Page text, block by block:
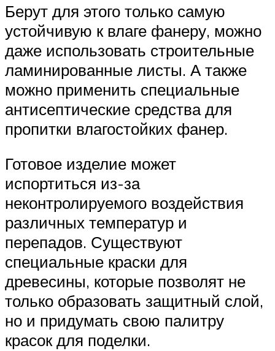
Берут для этого только самую
устойчивую к влаге фанеру, можно
даже использовать строительные
ламинированные листы. А также
можно применить специальные
антисептические средства для
пропитки влагостойких фанер.
Готовое изделие может
испортиться из-за
неконтролируемого воздействия
различных температур и
перепадов. Существуют
специальные краски для
древесины, которые позволят не
только образовать защитный слой,
но и придумать свою палитру
красок для поделки.